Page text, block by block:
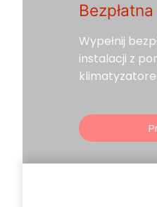
Wypełnij
instalacji z